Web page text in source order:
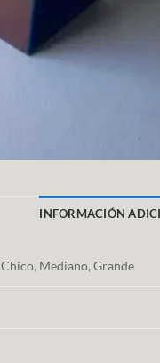
INFORMACIÓN
Chico, Mediano, Grande